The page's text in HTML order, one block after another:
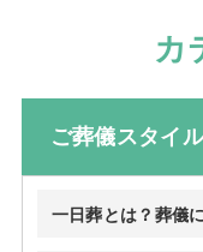
カ
ご葬儀スタイル
一日葬とは？葬儀